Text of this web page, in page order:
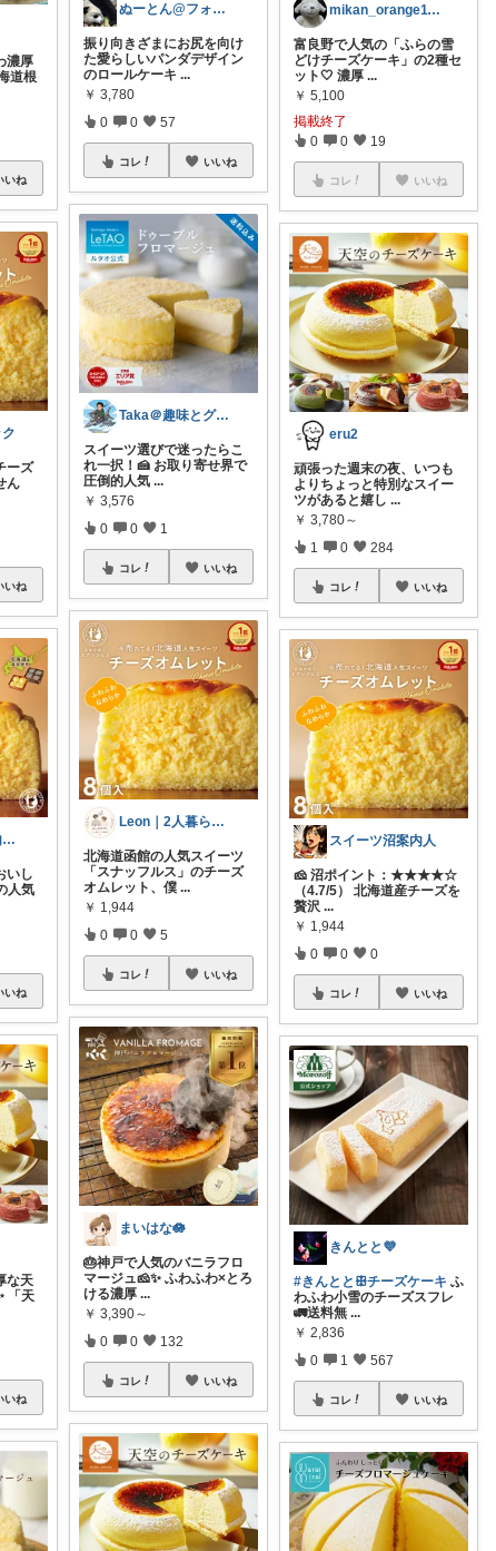
濃厚
道根
いね
ーズ
ん
いね
さんパパ（経由購入ありがとうございます）
いし
人気
いね
な天
「天
いね
ぬーとん@フォロバ100％
振り向きざまにお尻を向け
た愛らしいパンダデザイン
のロールケーキ ...
￥ 3,780
0 0 57
コレ いいね
Taka＠趣味とグルメのパパROOM
スイーツ選びで迷ったらこ
れ一択！🍰 お取り寄せ界で
圧倒的人気 ...
￥ 3,576
0 0 1
コレ いいね
Leon｜2人暮らしの準備室
北海道函館の人気スイーツ
「スナッフルス」のチーズ
オムレット、僕 ...
￥ 1,944
0 0 5
コレ いいね
まいはな🪷
🎂神戸で人気のバニラフロ
マージュ🧀✨ ふわふわ×とろ
ける濃厚 ...
￥ 3,390～
0 0 132
コレ いいね
mikan_orange1113
富良野で人気の「ふらの雪
どけチーズケーキ」の2種セ
ット🤍 濃厚 ...
￥ 5,100
掲載終了
0 0 19
コレ いいね
eru2
頑張った週末の夜、いつも
よりちょっと特別なスイー
ツがあると嬉し ...
￥ 3,780～
1 0 284
コレ いいね
スイーツ沼案内人
🧀 沼ポイント：★★★★☆
（4.7/5） 北海道産チーズを
贅沢 ...
￥ 1,944
0 0 0
コレ いいね
きんとと💜
#きんととꕥチーズケーキ ふ
わふわ小雪のチーズスフレ
🚛送料無 ...
￥ 2,836
0 1 567
コレ いいね